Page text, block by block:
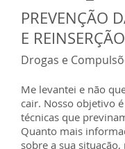
PREVENÇÃO
E
Drogas e
Me levantei e não
cair. Nosso objetivo
técnicas que
Quanto mais
sobre a sua